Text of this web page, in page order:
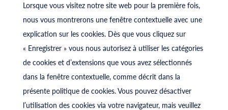
divers
Lorsque vous visitez notre site web pour la première fois,
nous vous montrerons une fenêtre contextuelle avec une
explication sur les cookies. Dès que vous cliquez sur
« Enregistrer » vous nous autorisez à utiliser les catégories
de cookies et d’extensions que vous avez sélectionnés
dans la fenêtre contextuelle, comme décrit dans la
présente politique de cookies. Vous pouvez désactiver
l’utilisation des cookies via votre navigateur, mais veuillez